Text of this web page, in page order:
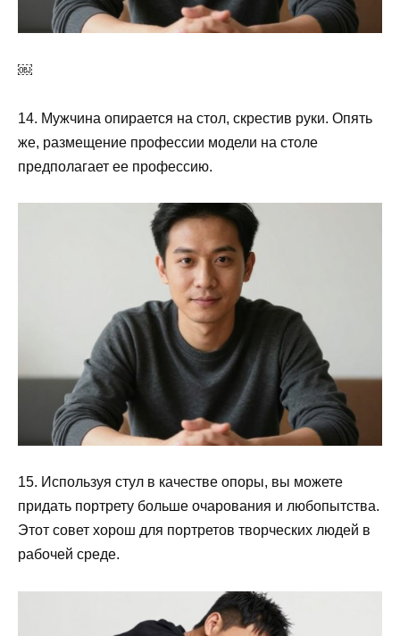
￼
14. Мужчина опирается на стол, скрестив руки. Опять
же, размещение профессии модели на столе
предполагает ее профессию.
15. Используя стул в качестве опоры, вы можете
придать портрету больше очарования и любопытства.
Этот совет хорош для портретов творческих людей в
рабочей среде.